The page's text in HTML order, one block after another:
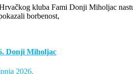
kluba Fami Donji Miholjac
borbenost,
Donji Miholjac
2026.